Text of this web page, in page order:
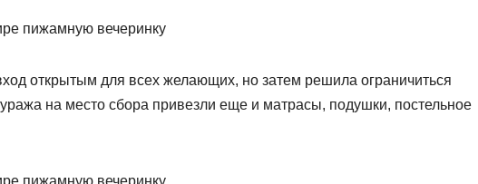
открытым для всех желающих, но затем решила ограничиться
на место сбора привезли еще и матрасы, подушки, постельное